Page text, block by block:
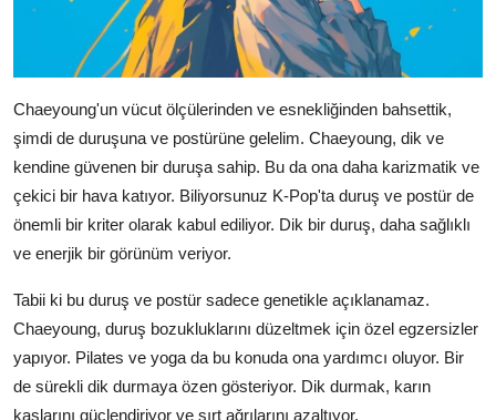
Chaeyoung'un vücut ölçülerinden ve esnekliğinden bahsettik,
şimdi de duruşuna ve postürüne gelelim. Chaeyoung, dik ve
kendine güvenen bir duruşa sahip. Bu da ona daha karizmatik ve
çekici bir hava katıyor. Biliyorsunuz K-Pop'ta duruş ve postür de
önemli bir kriter olarak kabul ediliyor. Dik bir duruş, daha sağlıklı
ve enerjik bir görünüm veriyor.
Tabii ki bu duruş ve postür sadece genetikle açıklanamaz.
Chaeyoung, duruş bozukluklarını düzeltmek için özel egzersizler
yapıyor. Pilates ve yoga da bu konuda ona yardımcı oluyor. Bir
de sürekli dik durmaya özen gösteriyor. Dik durmak, karın
kaslarını güçlendiriyor ve sırt ağrılarını azaltıyor.